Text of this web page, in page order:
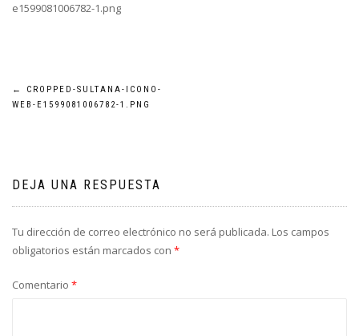
e1599081006782-1.png
Navegación
←
CROPPED-SULTANA-ICONO-
WEB-E1599081006782-1.PNG
DEJA UNA RESPUESTA
Tu dirección de correo electrónico no será publicada. Los campos
obligatorios están marcados con *
Comentario *